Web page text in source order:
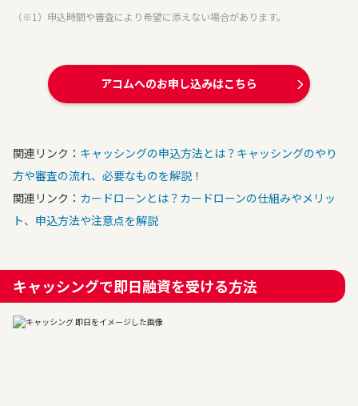
（※1）申込時間や審査により希望に添えない場合があります。
アコムへのお申し込みはこちら
関連リンク： キャッシングの申込方法とは？キャッシングのやり
方や審査の流れ、必要なものを解説！
関連リンク： カードローンとは？カードローンの仕組みやメリッ
ト、申込方法や注意点を解説
キャッシングで即日融資を受ける方法